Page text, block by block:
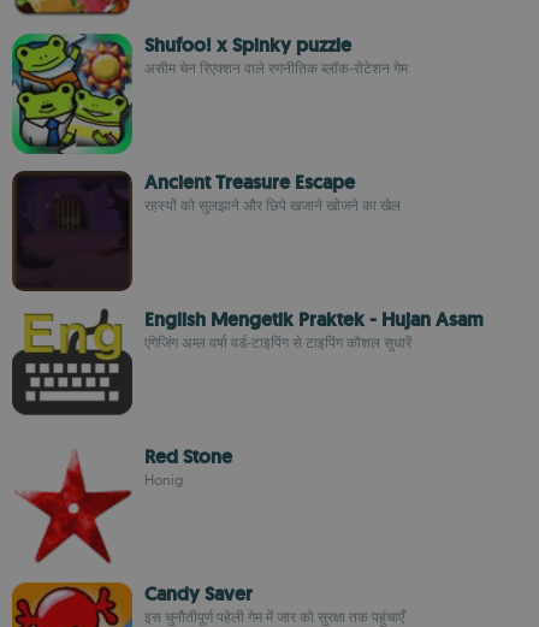
Shufoo! x Spinky puzzle
असीम चेन रिएक्शन वाले रणनीतिक ब्लॉक-रोटेशन गेम
Ancient Treasure Escape
रहस्यों को सुलझाने और छिपे खजाने खोजने का खेल
English Mengetik Praktek - Hujan Asam
एंगेजिंग अम्ल वर्षा वर्ड-टाइपिंग से टाइपिंग कौशल सुधारें
Red Stone
Honig
Candy Saver
इस चुनौतीपूर्ण पहेली गेम में जार को सुरक्षा तक पहुंचाएँ